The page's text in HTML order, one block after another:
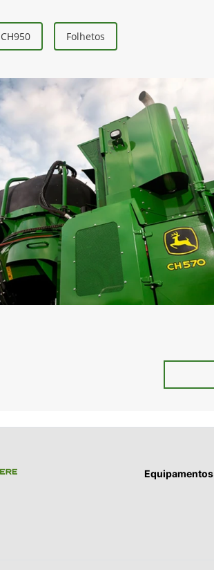
CH950 Folhetos
Equipamentos